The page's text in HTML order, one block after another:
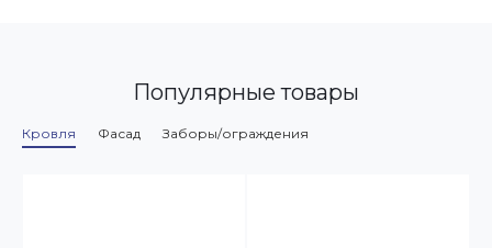
Популярные товары
Кровля Фасад Заборы/ограждения